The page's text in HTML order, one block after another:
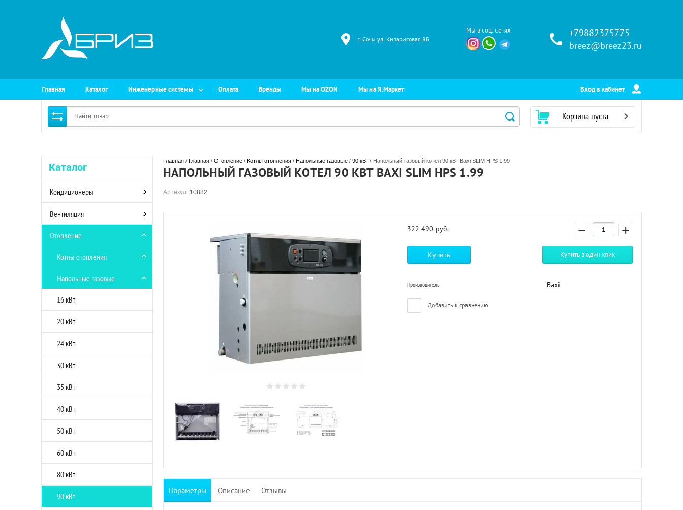
г. Сочи ул. Кипарисовая 8Б
Мы в соц. сетях
+79882375775
breez@breez23.ru
Главная Каталог Инженерные системы Оплата Бренды Мы на OZON Мы на Я.Маркет Вход в кабинет
Корзина пуста
Каталог
Кондиционеры
Вентиляция
Отопление
Котлы отопления
Напольные газовые
16 кВт
20 кВт
24 кВт
30 кВт
35 кВт
40 кВт
50 кВт
60 кВт
80 кВт
90 кВт
Главная / Главная / Отопление / Котлы отопления / Напольные газовые / 90 кВт / Напольный газовый котел 90 кВт Baxi SLIM HPS 1.99
НАПОЛЬНЫЙ ГАЗОВЫЙ КОТЕЛ 90 КВТ BAXI SLIM HPS 1.99
Артикул: 10882
322 490 руб. − +
Купить Купить в один клик
Производитель Baxi
Добавить к сравнению
Параметры Описание Отзывы